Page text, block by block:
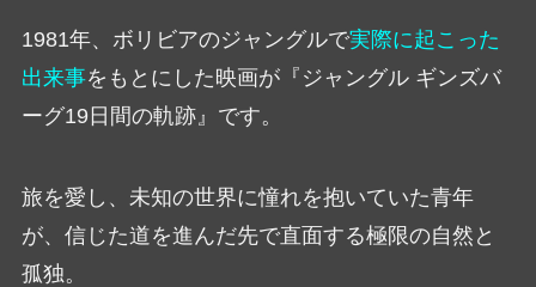
1981年、ボリビアのジャングルで実際に起こった
出来事をもとにした映画が『ジャングル ギンズバ
ーグ19日間の軌跡』です。
旅を愛し、未知の世界に憧れを抱いていた青年
が、信じた道を進んだ先で直面する極限の自然と
孤独。